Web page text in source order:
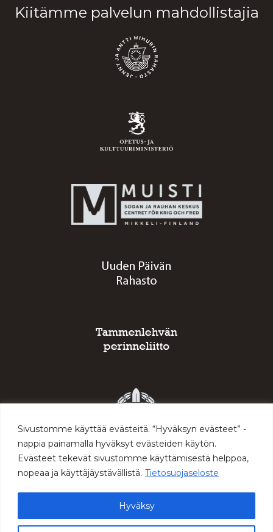
Sivustomme käyttää evästeitä. “Hyväksyn evästeet” -
nappia painamalla hyväksyt evästeiden käytön.
Evästeet tekevät sivustomme käyttämisestä helppoa,
nopeaa ja käyttäjäystävällistä. Tietosuojaseloste
Hyväksy
Kiitämme palvelun mahdollistajia
© 2026 Sodan ja rauhan keskus Muisti